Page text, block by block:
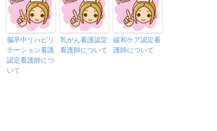
脳卒中リハビリ
テーション看護
認定看護師につ
いて
乳がん看護認定
看護師について
緩和ケア認定看
護師について